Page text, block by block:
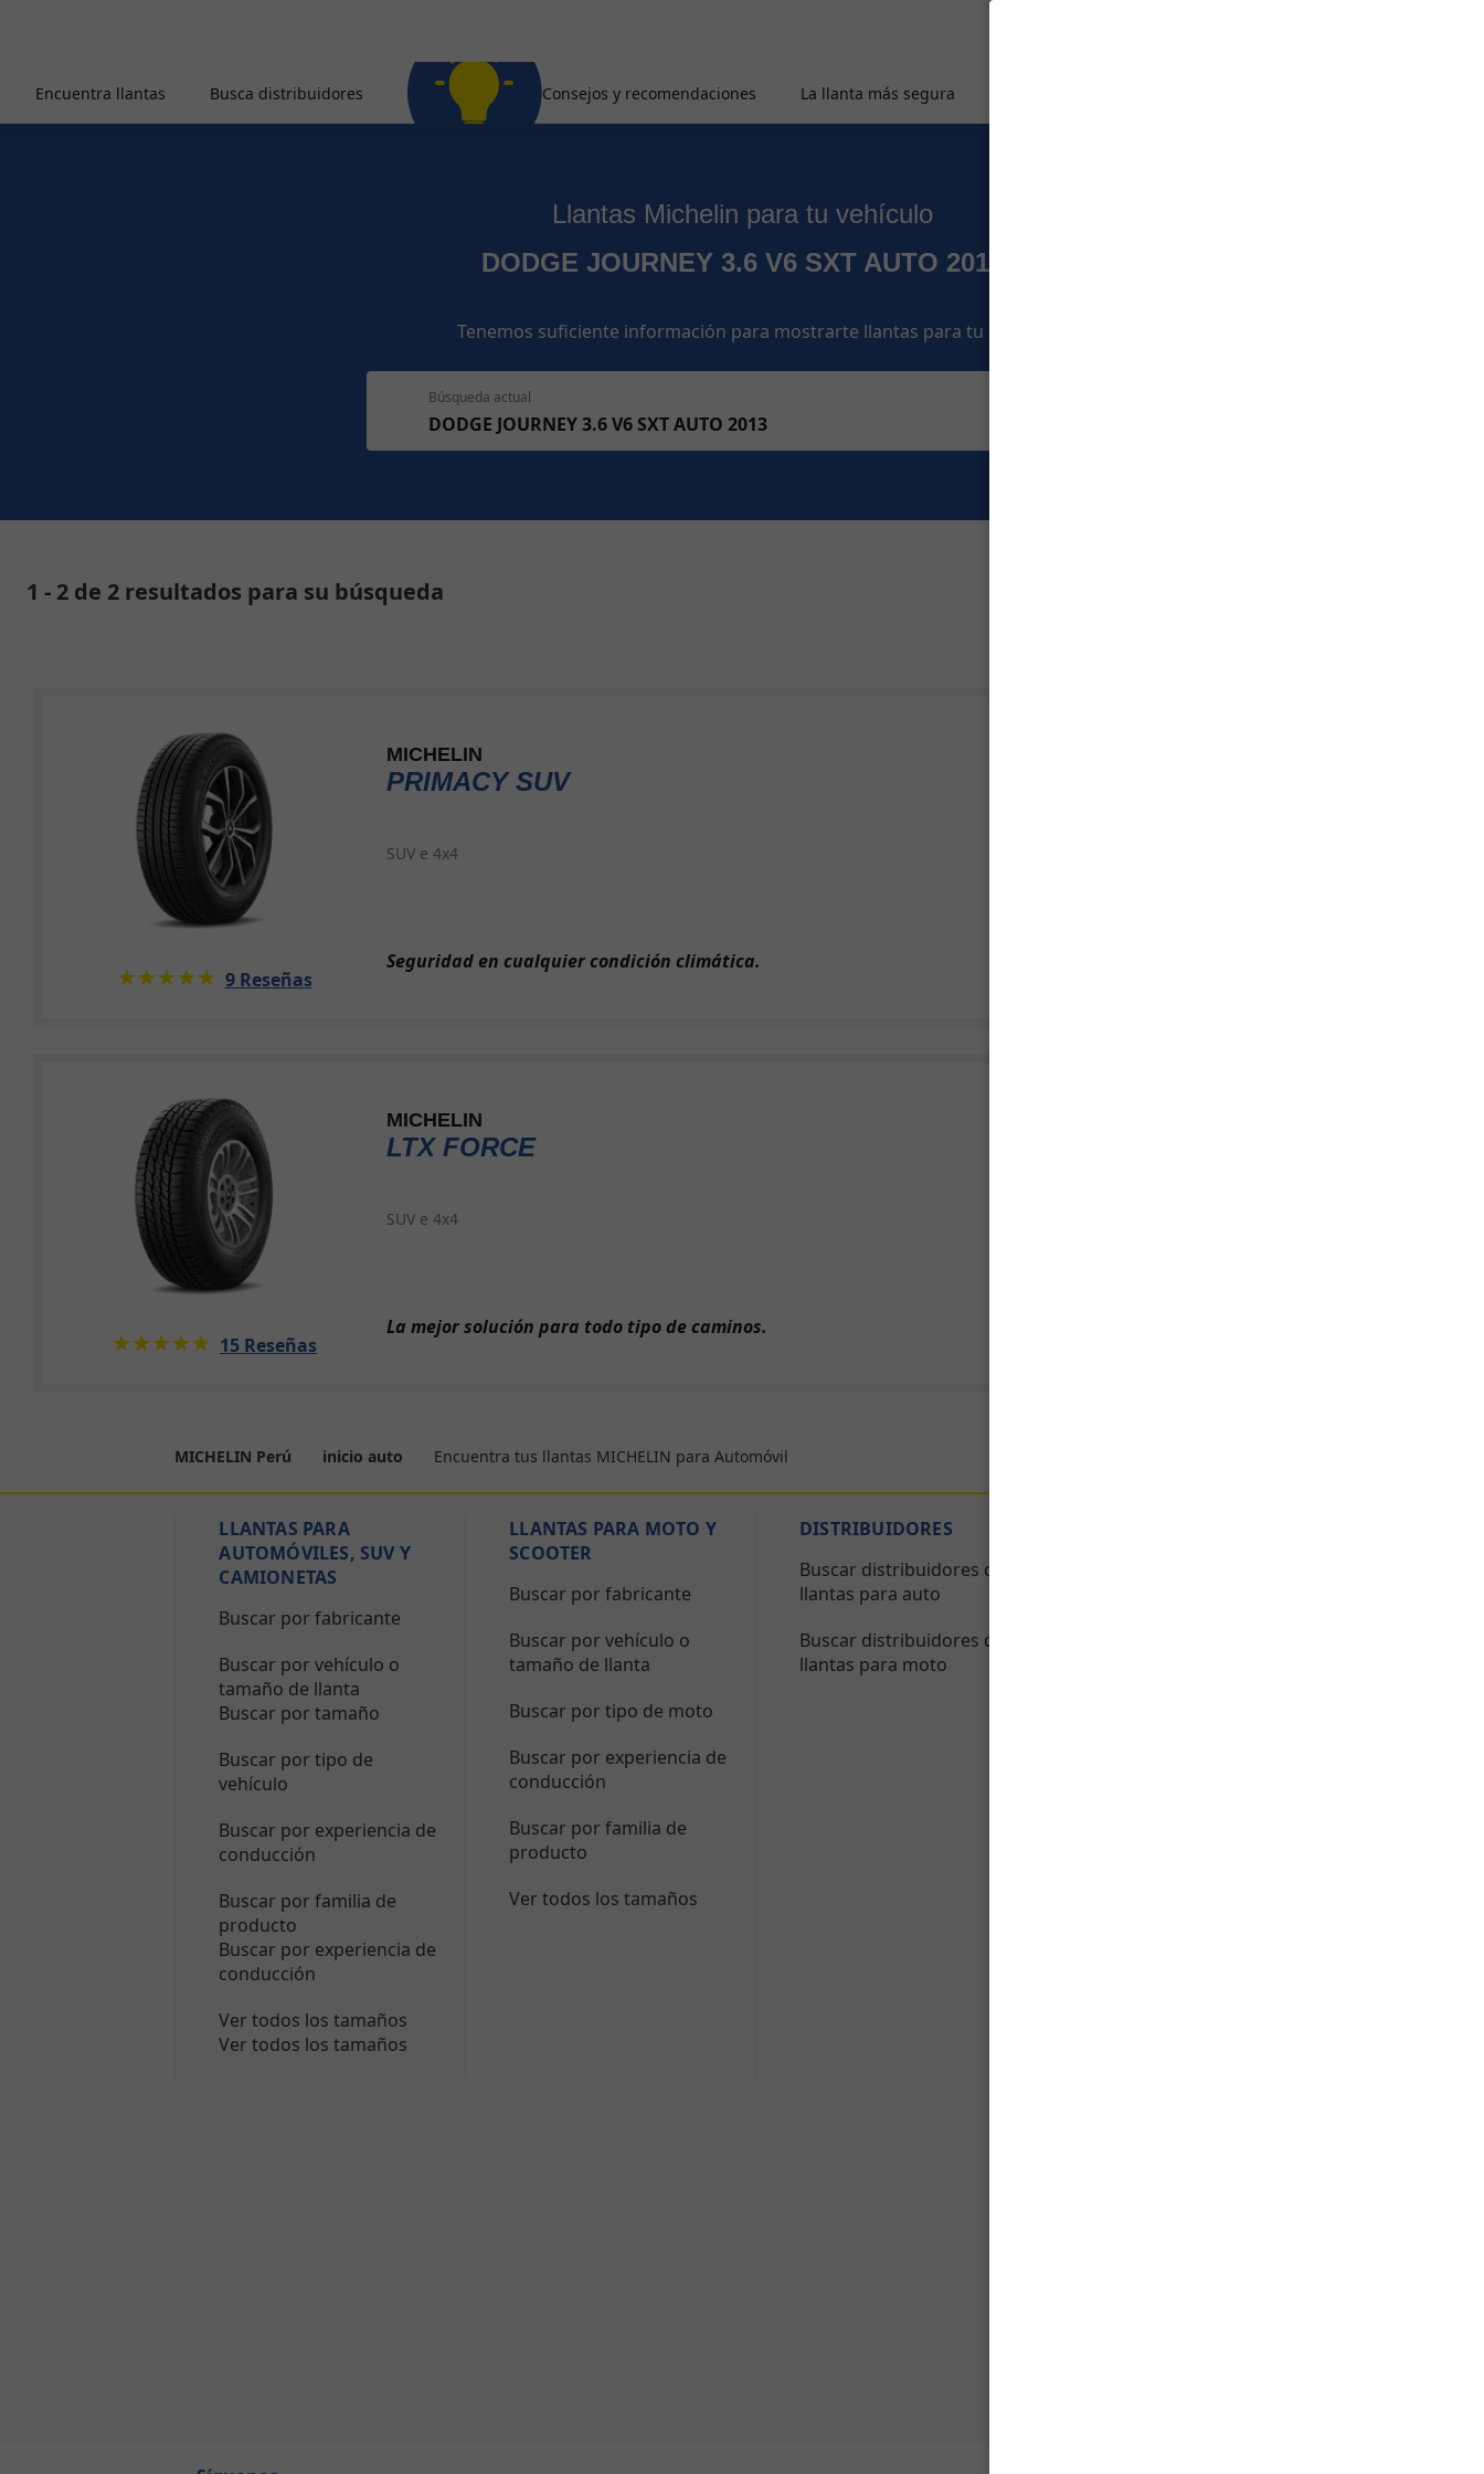
Encuentra llantas Busca distribuidores Consejos y recomendaciones La llanta más segura
Llantas Michelin para tu vehículo
DODGE JOURNEY 3.6 V6 SXT AUTO 2013
Tenemos suficiente información para mostrarte llantas para tu auto
Búsqueda actual
DODGE JOURNEY 3.6 V6 SXT AUTO 2013
1 - 2 de 2 resultados para su búsqueda
MICHELIN
PRIMACY SUV
SUV e 4x4
★★★★★
☆☆☆☆☆ 9 Reseñas
Seguridad en cualquier condición climática.
MICHELIN
LTX FORCE
SUV e 4x4
★★★★★
☆☆☆☆☆ 15 Reseñas
La mejor solución para todo tipo de caminos.
MICHELIN Perú inicio auto Encuentra tus llantas MICHELIN para Automóvil
LLANTAS PARA
AUTOMÓVILES, SUV Y
CAMIONETAS
Buscar por fabricante
Buscar por vehículo o
tamaño de llanta
Buscar por tamaño
Buscar por tipo de
vehículo
Buscar por experiencia de
conducción
Buscar por familia de
producto
Buscar por experiencia de
conducción
Ver todos los tamaños
Ver todos los tamaños
LLANTAS PARA MOTO Y
SCOOTER
Buscar por fabricante
Buscar por vehículo o
tamaño de llanta
Buscar por tipo de moto
Buscar por experiencia de
conducción
Buscar por familia de
producto
Ver todos los tamaños
DISTRIBUIDORES
Buscar distribuidores de
llantas para auto
Buscar distribuidores de
llantas para moto